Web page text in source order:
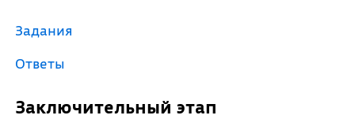
Задания
Ответы
Заключительный этап